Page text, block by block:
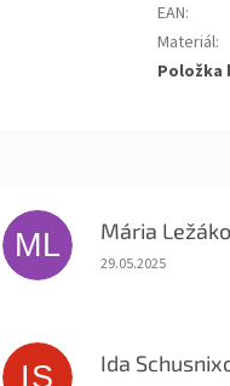
EAN:
Materiál:
Položka
ML Mária
Hodnotenie
29.05.2025
IS Ida